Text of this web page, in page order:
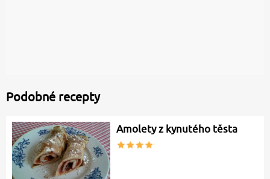
Podobné recepty
Amolety z kynutého těsta